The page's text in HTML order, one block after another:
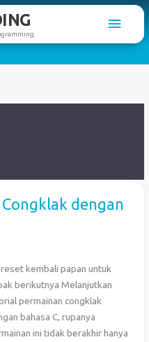
Menu
dengan
kembali papan untuk
berikutnya Melanjutkan
permainan congklak
bahasa C, rupanya
ini tidak berakhir hanya